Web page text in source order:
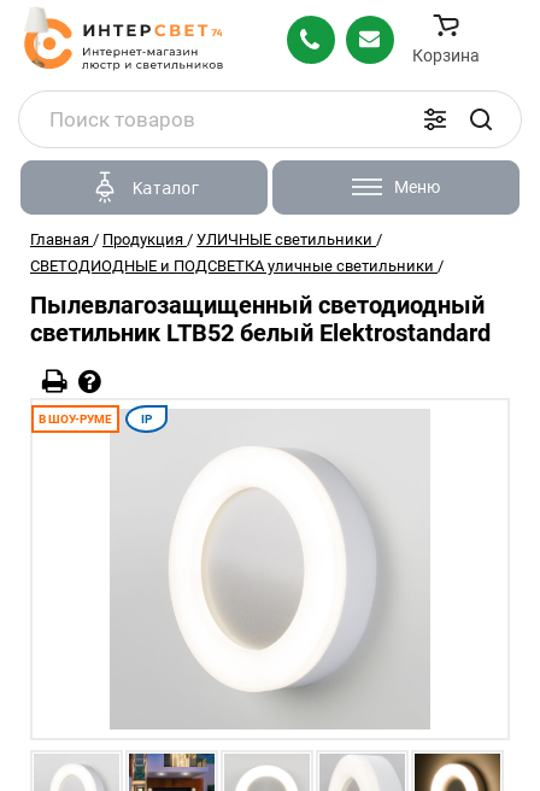
Корзина
Каталог Меню
Главная / Продукция / УЛИЧНЫЕ светильники /
СВЕТОДИОДНЫЕ и ПОДСВЕТКА уличные светильники /
Пылевлагозащищенный светодиодный
светильник LTB52 белый Elektrostandard
В ШОУ-РУМЕ IP